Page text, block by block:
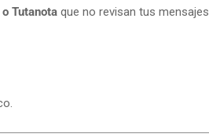
Tutanota que no revisan tus mensajes